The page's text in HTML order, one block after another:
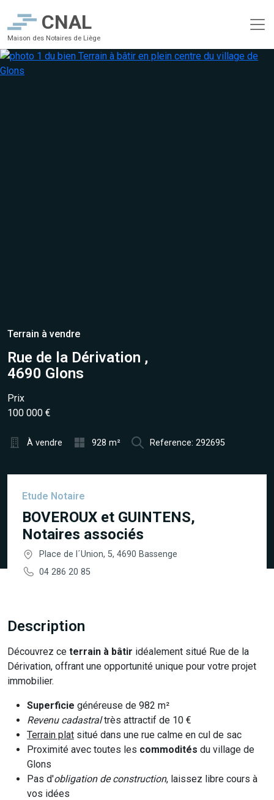
CNAL
Maison des Notaires de Liège
Terrain à vendre
Rue de la Dérivation ,
4690 Glons
Prix
100 000 €
À vendre 928 m² Reference: 292695
Etude Notaire
BOVEROUX et GUINTENS,
Notaires associés
Place de l´Union, 5, 4690 Bassenge
04 286 20 85
Description
Découvrez ce terrain à bâtir idéalement situé Rue de la
Dérivation, offrant une opportunité unique pour votre projet
immobilier.
Superficie généreuse de 982 m²
Revenu cadastraltrès attractif de 10 €
Terrain plat situé dans une rue calme en cul de sac
Proximité avec toutes les commodités du village de
Glons
Pas d'obligation de construction, laissez libre cours à
vos idées